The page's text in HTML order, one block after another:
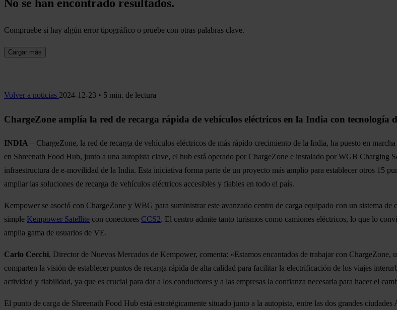
No se han encontrado resultados.
Compruebe si hay algún error tipográfico o pruebe con otras palabras clave.
Cargar más
Volver a noticias 2024-12-23 • 5 min. de lectura
ChargeZone amplía la red de recarga rápida de vehículos eléctricos en la India con
INDIA – ChargeZone, la red de recarga de vehículos eléctricos de más rápido crecimiento de la India, ha puesto en
en Shreenath Food Hub, junto a una autopista clave, el hub está operado por ChargeZone e instalado por WGB
infraestructura de e-movilidad de la India. Esta iniciativa forma parte de un proyecto más amplio para establecer otros 15
ampliar las soluciones de recarga de vehículos eléctricos accesibles y fiables en todo el país.
Kempower se asoció con ChargeZone y WBG para suministrar este avanzado centro de carga equipado con un sistema de
simple Kempower Satellite con conectores CCS2. El centro admite tanto turismos como camiones eléctricos, lo que lo
amplia gama de usuarios de VE.
Carlo Cecchi, Director de Nuevos Mercados de Kempower, comenta: «Estamos encantados de trabajar con
comparten la visión de establecer puntos de recarga rápida de alta calidad para facilitar la electrificación de los viajes
actividad y fiabilidad, ya que es crucial para dar a los conductores y a las empresas la confianza necesaria para hacer el
El punto de carga de Shreenath Food Hub está estratégicamente situado junto a la autopista, entre las dos grandes